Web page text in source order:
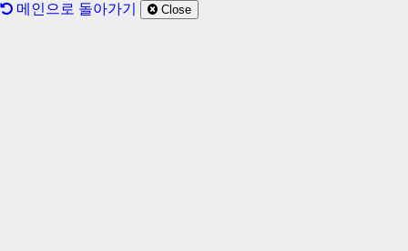
메인으로 돌아가기 Close